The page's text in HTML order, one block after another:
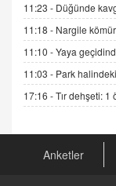
AV.
11:23 - Düğünde
11:18 - Nargile
11:10 -Yaya
11:03 - Park
17:16 -Tır dehşeti: 1
Anketler